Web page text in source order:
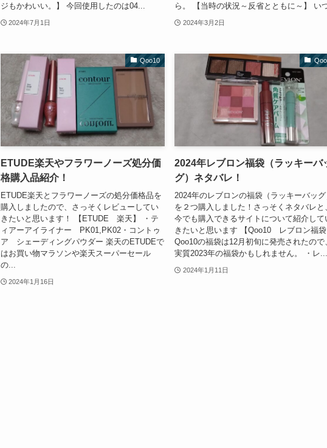
ジもかわいい。】 今回使用したのは04...
2024年7月1日
ら。 【当時の状況～反省とともに～】 い
2024年3月2日
Qoo10
ETUDE楽天やフラワーノーズ処分価
格購入品紹介！
ETUDE楽天とフラワーノーズの処分価格品を
購入しましたので、さっそくレビューしてい
きたいと思います！ 【ETUDE 楽天】 ・テ
ィアーアイライナー PK01,PK02・コントゥ
ア シェーディングパウダー 楽天のETUDEで
はお買い物マラソンや楽天スーパーセール
の...
2024年1月16日
2024年レブロン福袋（ラッキーバ
グ）ネタバレ！
2024年のレブロンの福袋（ラッキーバッグ
を２つ購入しました！さっそくネタバレと
今でも購入できるサイトについて紹介して
きたいと思います 【Qoo10 レブロン福袋
Qoo10の福袋は12月初旬に発売されたので
実質2023年の福袋かもしれません。 ・レ...
2024年1月11日